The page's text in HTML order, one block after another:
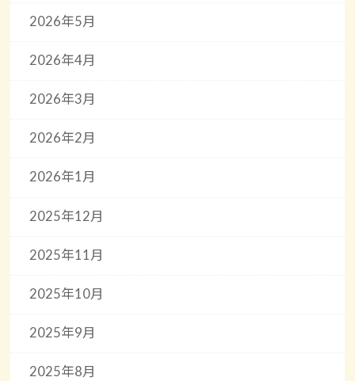
2026年5月
2026年4月
2026年3月
2026年2月
2026年1月
2025年12月
2025年11月
2025年10月
2025年9月
2025年8月